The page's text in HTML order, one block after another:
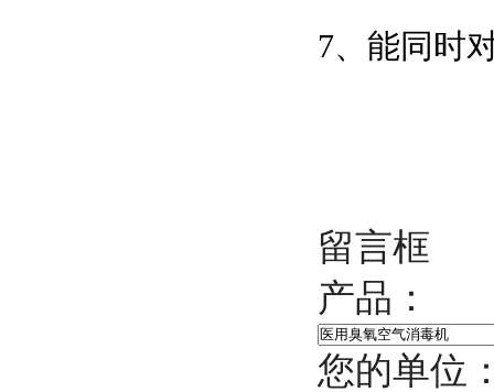
7、能同
留言框
产品：
您的单位